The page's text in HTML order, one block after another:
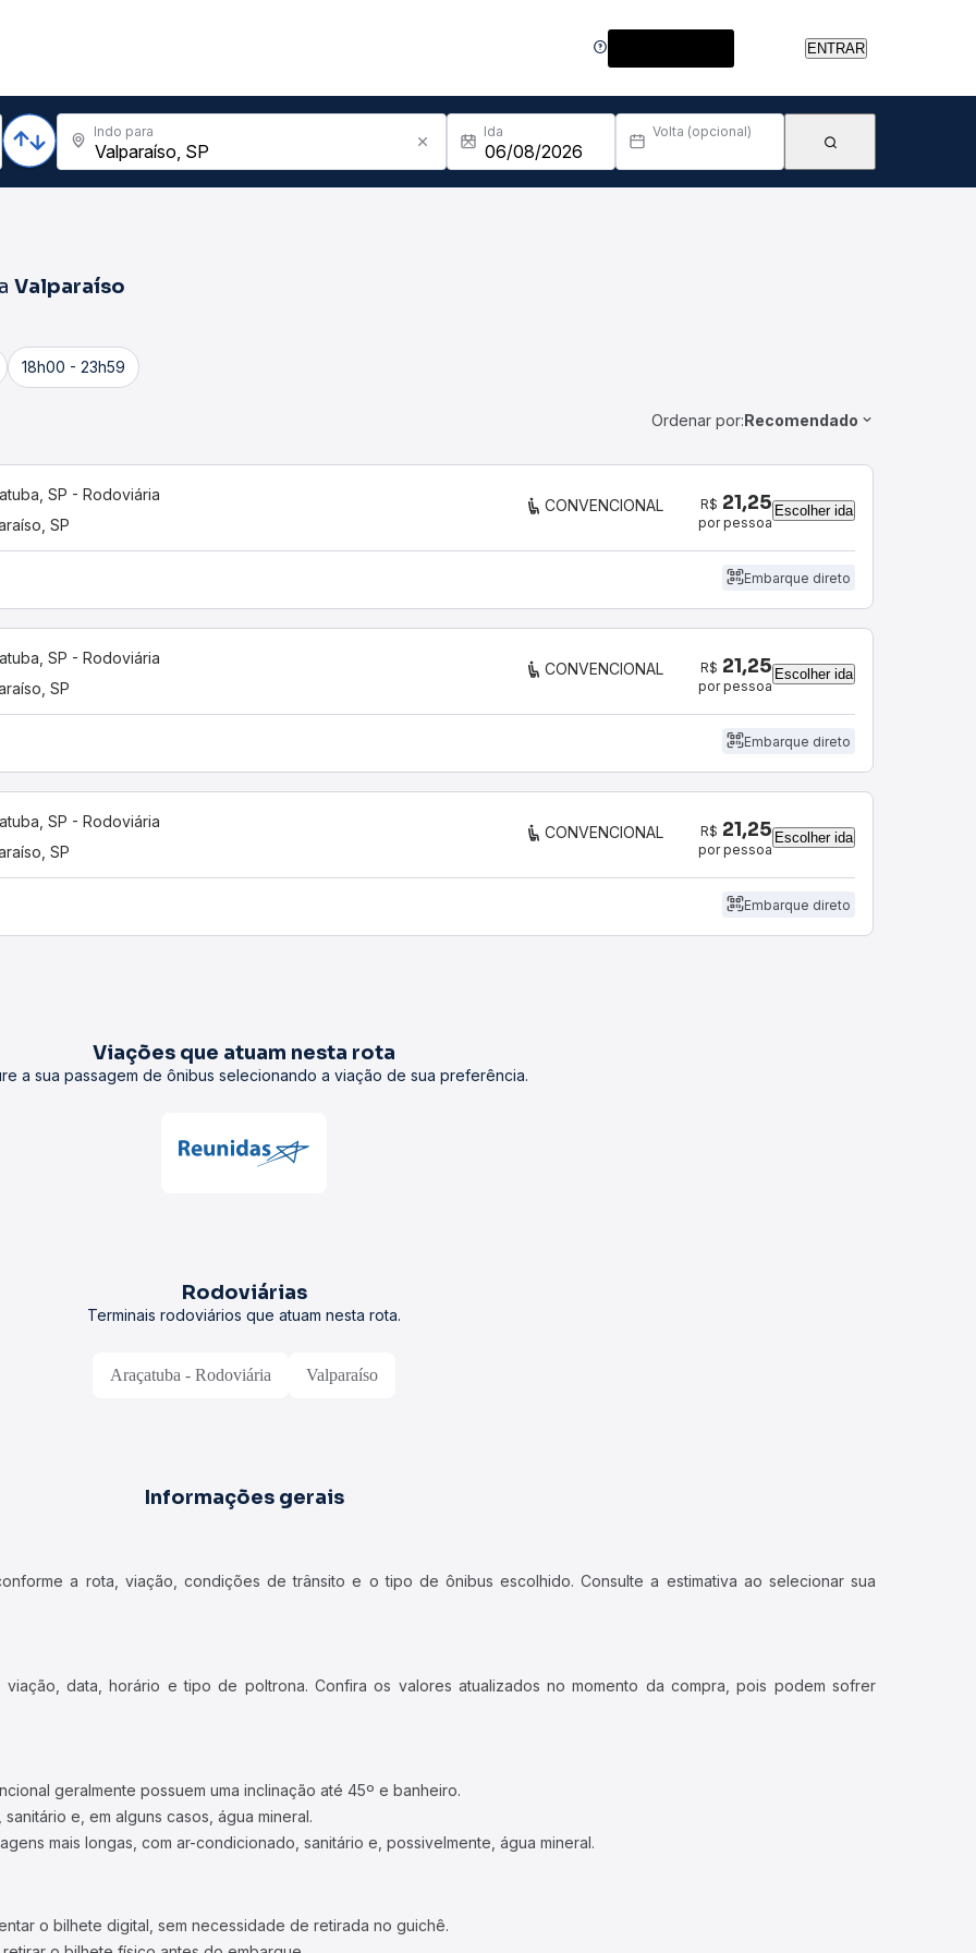
ENTRAR
Indo para Ida Volta (opcional)
Valparaíso
18h00 - 23h59
Ordenar por:Recomendado
SP - Rodoviária
SP
CONVENCIONAL R$ 21,25
por pessoa
Escolher ida
Embarque direto
SP - Rodoviária
SP
CONVENCIONAL R$ 21,25
por pessoa
Escolher ida
Embarque direto
SP - Rodoviária
SP
CONVENCIONAL R$ 21,25
por pessoa
Escolher ida
Embarque direto
Viações que atuam nesta rota
a sua passagem de ônibus selecionando a viação de sua preferência.
Rodoviárias
Terminais rodoviários que atuam nesta rota.
Araçatuba - Rodoviária Valparaíso
Informações gerais
a rota, viação, condições de trânsito e o tipo de ônibus escolhido. Consulte a estimativa ao selecionar sua
data, horário e tipo de poltrona. Confira os valores atualizados no momento da compra, pois podem sofrer
geralmente possuem uma inclinação até 45º e banheiro.
e, em alguns casos, água mineral.
mais longas, com ar-condicionado, sanitário e, possivelmente, água mineral.
o bilhete digital, sem necessidade de retirada no guichê.